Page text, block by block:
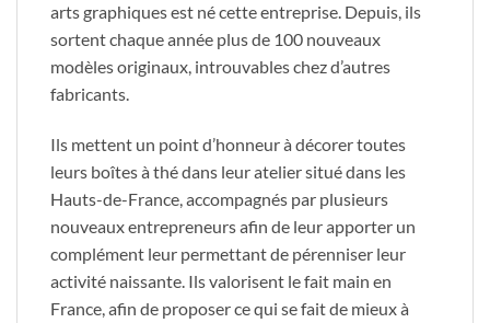
arts graphiques est né cette entreprise. Depuis, ils
sortent chaque année plus de 100 nouveaux
modèles originaux, introuvables chez d’autres
fabricants.
Ils mettent un point d’honneur à décorer toutes
leurs boîtes à thé dans leur atelier situé dans les
Hauts-de-France, accompagnés par plusieurs
nouveaux entrepreneurs afin de leur apporter un
complément leur permettant de pérenniser leur
activité naissante. Ils valorisent le fait main en
France, afin de proposer ce qui se fait de mieux à